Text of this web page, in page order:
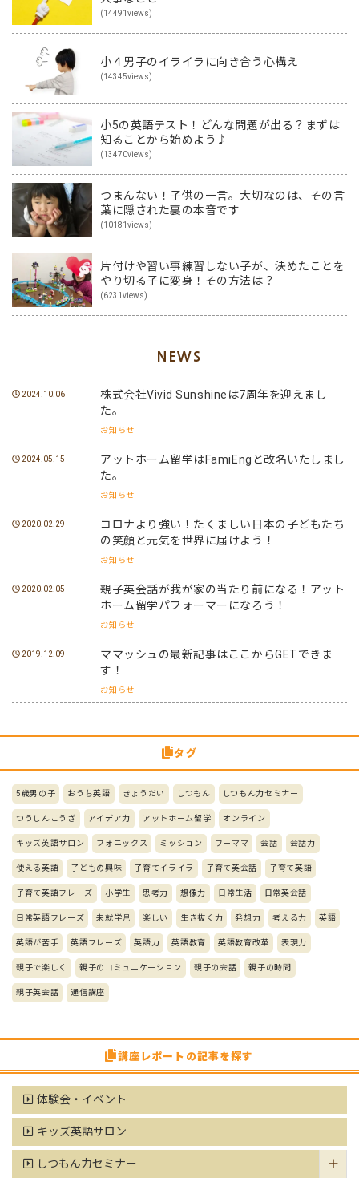
(14491views)
小４男子のイライラに向き合う心構え
(14345views)
小5の英語テスト！どんな問題が出る？まずは
知ることから始めよう♪
(13470views)
つまんない！子供の一言。大切なのは、その言
葉に隠された裏の本音です
(10181views)
片付けや習い事練習しない子が、決めたことを
やり切る子に変身！その方法は？
(6231views)
NEWS
2024.10.06
株式会社Vivid Sunshineは7周年を迎えまし
た。
お知らせ
2024.05.15
アットホーム留学はFamiEngと改名いたしまし
た。
お知らせ
2020.02.29
コロナより強い！たくましい日本の子どもたち
の笑顔と元気を世界に届けよう！
お知らせ
2020.02.05
親子英会話が我が家の当たり前になる！アット
ホーム留学パフォーマーになろう！
お知らせ
2019.12.09
ママッシュの最新記事はここからGETできま
す！
お知らせ
タグ
5歳男の子 おうち英語 きょうだい しつもん しつもん力セミナー
つうしんこうざ アイデア力 アットホーム留学 オンライン
キッズ英語サロン フォニックス ミッション ワーママ 会話 会話力
使える英語 子どもの興味 子育てイライラ 子育て英会話 子育て英語
子育て英語フレーズ 小学生 思考力 想像力 日常生活 日常英会話
日常英語フレーズ 未就学児 楽しい 生き抜く力 発想力 考える力 英語
英語が苦手 英語フレーズ 英語力 英語教育 英語教育改革 表現力
親子で楽しく 親子のコミュニケーション 親子の会話 親子の時間
親子英会話 通信講座
講座レポートの記事を探す
体験会・イベント
キッズ英語サロン
しつもん力セミナー